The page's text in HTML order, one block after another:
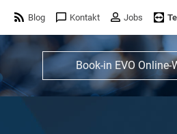
Blog Kontakt Jobs
Book-in EVO Online-